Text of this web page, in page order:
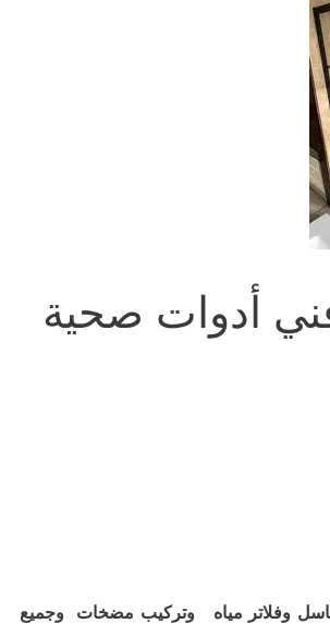
أدوات صحية
وفلاتر مياه وتركيب مضخات وجميع